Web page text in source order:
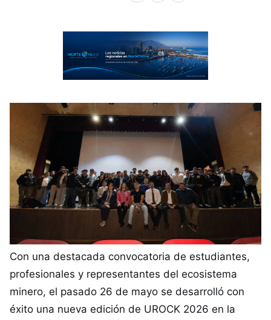
Con una destacada convocatoria de estudiantes,
profesionales y representantes del ecosistema
minero, el pasado 26 de mayo se desarrolló con
éxito una nueva edición de UROCK 2026 en la